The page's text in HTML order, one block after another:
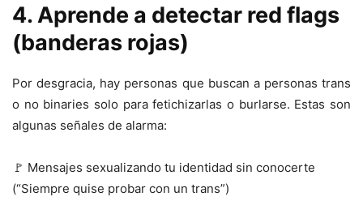
4. Aprende a detectar red flags
(banderas rojas)
Por desgracia, hay personas que buscan a personas trans
o no binaries solo para fetichizarlas o burlarse. Estas son
algunas señales de alarma:
🚩 Mensajes sexualizando tu identidad sin conocerte
(“Siempre quise probar con un trans”)